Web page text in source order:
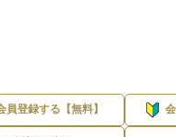
員登録する【無料】